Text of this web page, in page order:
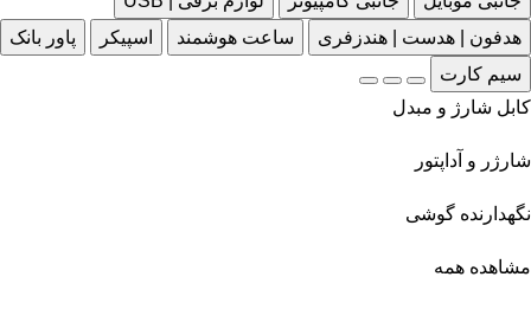
هدفون | هدست | هندزفری
ساعت هوشمند اسپیکر
پاور بانک
سیم کارت
کابل شارژ و مبدل
شارژر و آداپتور
نگهدارنده گوشی
مشاهده همه